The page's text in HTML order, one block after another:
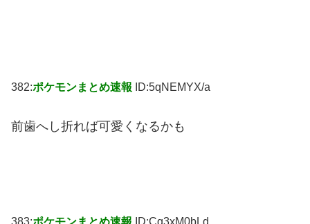
382:ポケモンまとめ速報 ID:5qNEMYX/a
前歯へし折れば可愛くなるかも
383:ポケモンまとめ速報 ID:Cq3xM0bLd